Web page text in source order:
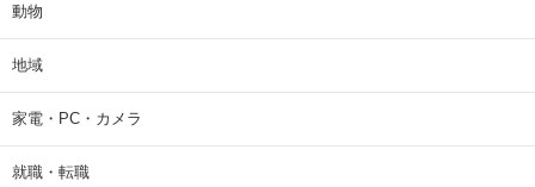
動物
地域
家電・PC・カメラ
就職・転職